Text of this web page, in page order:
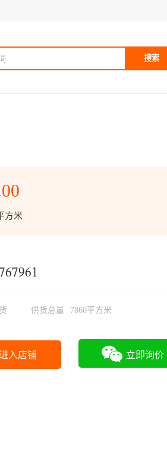
搜索
方米
供货总量 7860平方米
入店铺 立即询价